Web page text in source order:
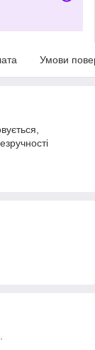
Умови